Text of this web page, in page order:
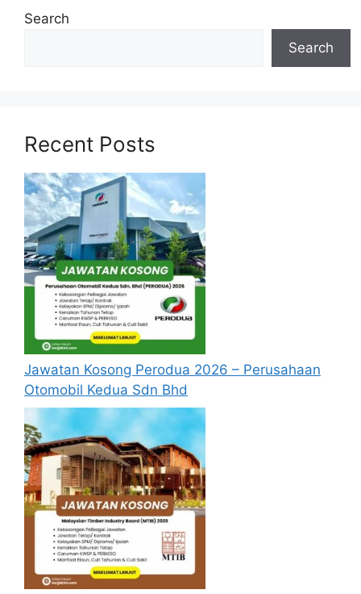
Search
Search
Recent Posts
Jawatan Kosong Perodua 2026 – Perusahaan
Otomobil Kedua Sdn Bhd